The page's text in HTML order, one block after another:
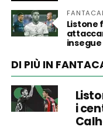
Listone
insegue
DI PIÙ IN
i